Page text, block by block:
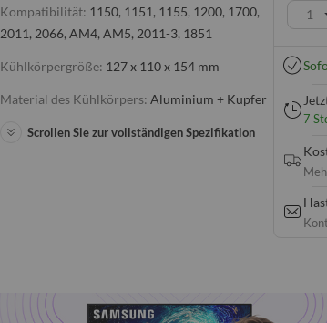
Kompatibilität: 1150, 1151, 1155, 1200, 1700,
2011, 2066, AM4, AM5, 2011-3, 1851
Kühlkörpergröße: 127 x 110 x 154 mm
Material des Kühlkörpers: Aluminium + Kupfer
Scrollen Sie zur vollständigen Spezifikation
7